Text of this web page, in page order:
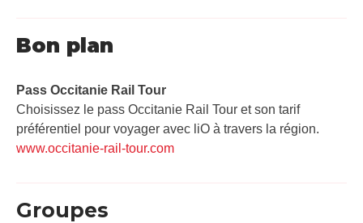
Bon plan
Pass Occitanie Rail Tour​
Choisissez le pass Occitanie Rail Tour et son tarif
préférentiel pour voyager avec liO à travers la région.
www.occitanie-rail-tour.com
Groupes